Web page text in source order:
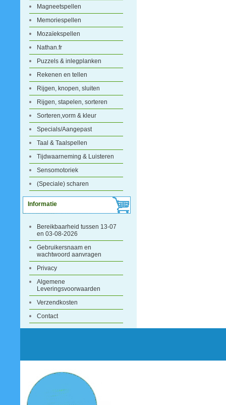
Magneetspellen
Memoriespellen
Mozaïekspellen
Nathan.fr
Puzzels & inlegplanken
Rekenen en tellen
Rijgen, knopen, sluiten
Rijgen, stapelen, sorteren
Sorteren,vorm & kleur
Specials/Aangepast
Taal & Taalspellen
Tijdwaarneming & Luisteren
Sensomotoriek
(Speciale) scharen
Informatie
Bereikbaarheid tussen 13-07
en 03-08-2026
Gebruikersnaam en
wachtwoord aanvragen
Privacy
Algemene
Leveringsvoorwaarden
Verzendkosten
Contact